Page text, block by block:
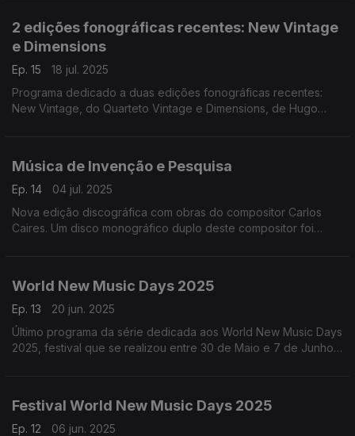
2 edições fonográficas recentes: New Vintage
e Dimensions
Ep. 15
18 jul. 2025
Programa dedicado a duas edições fonográficas recentes:
New Vintage, do Quarteto Vintage e Dimensions, de Hugo
Música de Invenção e Pesquisa
Ep. 14
04 jul. 2025
Nova edição discográfica com obras do compositor Carlos
Caires. Um disco monográfico duplo deste compositor foi
World New Music Days 2025
Ep. 13
20 jun. 2025
Último programa da série dedicada aos World New Music Days
2025, festival que se realizou entre 30 de Maio e 7 de Junho
Festival World New Music Days 2025
Ep. 12
06 jun. 2025